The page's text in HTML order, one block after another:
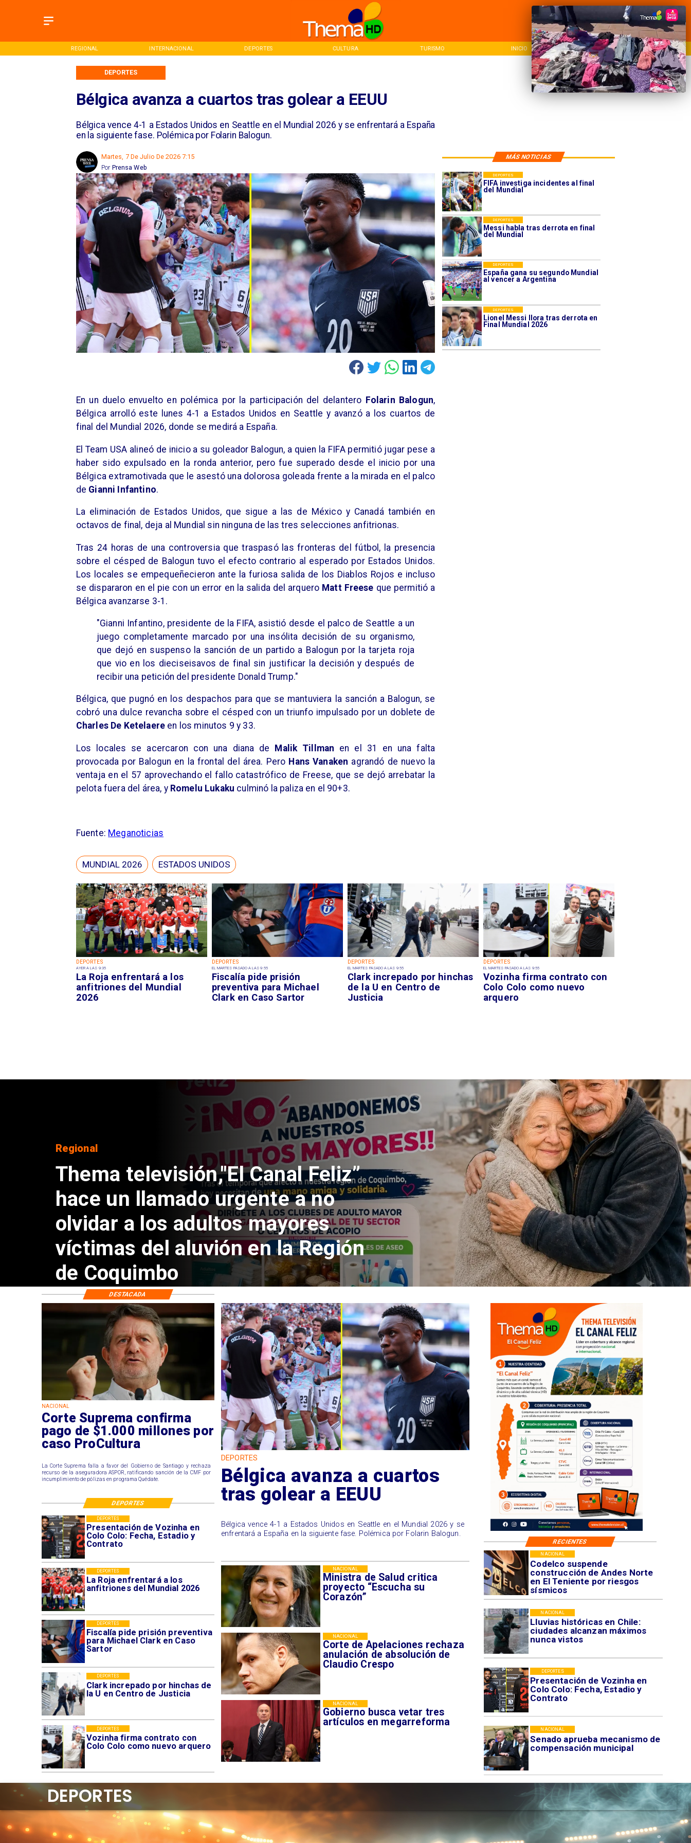
REGIONAL INTERNACIONAL DEPORTES CULTURA TURISMO INICIO NACIONAL
Bélgica avanza a cuartos tras golear a EEUU
Bélgica vence 4-1 a Estados Unidos en Seattle en el Mundial 2026 y se enfrentará a España
en la siguiente fase. Polémica por Folarin Balogun.
DEPORTES
MÁS NOTICIAS
Martes, 7 De Julio De 2026 7:15
Prensa Web
Por
DEPORTES
AYER A LAS 9:35
La Roja enfrentará a los
anfitriones del Mundial
2026
DEPORTES
EL MARTES PASADO A LAS 9:55
Fiscalía pide prisión
preventiva para Michael
Clark en Caso Sartor
DEPORTES
EL MARTES PASADO A LAS 9:55
Clark increpado por hinchas
de la U en Centro de
Justicia
DEPORTES
EL MARTES PASADO A LAS 9:55
Vozinha firma contrato con
Colo Colo como nuevo
arquero
FIFA investiga incidentes al final
del Mundial
DEPORTES
Messi habla tras derrota en final
del Mundial
DEPORTES
España gana su segundo Mundial
al vencer a Argentina
DEPORTES
Lionel Messi llora tras derrota en
Final Mundial 2026
DEPORTES
En un duelo envuelto en polémica por la participación del delantero Folarin Balogun,
Bélgica arrolló este lunes 4-1 a Estados Unidos en Seattle y avanzó a los cuartos de
final del Mundial 2026, donde se medirá a España.
El Team USA alineó de inicio a su goleador Balogun, a quien la FIFA permitió jugar pese a
haber sido expulsado en la ronda anterior, pero fue superado desde el inicio por una
Bélgica extramotivada que le asestó una dolorosa goleada frente a la mirada en el palco
de Gianni Infantino.
La eliminación de Estados Unidos, que sigue a las de México y Canadá también en
octavos de final, deja al Mundial sin ninguna de las tres selecciones anfitrionas.
Tras 24 horas de una controversia que traspasó las fronteras del fútbol, la presencia
sobre el césped de Balogun tuvo el efecto contrario al esperado por Estados Unidos.
Los locales se empequeñecieron ante la furiosa salida de los Diablos Rojos e incluso
se dispararon en el pie con un error en la salida del arquero Matt Freese que permitió a
Bélgica avanzarse 3-1.
"Gianni Infantino, presidente de la FIFA, asistió desde el palco de Seattle a un
juego completamente marcado por una insólita decisión de su organismo,
que dejó en suspenso la sanción de un partido a Balogun por la tarjeta roja
que vio en los dieciseisavos de final sin justificar la decisión y después de
recibir una petición del presidente Donald Trump."
Bélgica, que pugnó en los despachos para que se mantuviera la sanción a Balogun, se
cobró una dulce revancha sobre el césped con un triunfo impulsado por un doblete de
Charles De Ketelaere en los minutos 9 y 33.
Los locales se acercaron con una diana de Malik Tillman en el 31 en una falta
provocada por Balogun en la frontal del área. Pero Hans Vanaken agrandó de nuevo la
ventaja en el 57 aprovechando el fallo catastrófico de Freese, que se dejó arrebatar la
pelota fuera del área, y Romelu Lukaku culminó la paliza en el 90+3.
Fuente: Meganoticias
MUNDIAL 2026 ESTADOS UNIDOS
Nacional
Corte Suprema confirma pago
de $1.000 millones por caso
ProCultura
Codelco suspende
construcción de Andes Norte
en El Teniente por riesgos
sísmicos
NACIONAL
Lluvias históricas en Chile:
ciudades alcanzan máximos
nunca vistos
NACIONAL
Presentación de Vozinha en
Colo Colo: Fecha, Estadio y
Contrato
DEPORTES
Senado aprueba mecanismo de
compensación municipal
NACIONAL
Presentación de Vozinha en
Colo Colo: Fecha, Estadio y
Contrato
DEPORTES
La Roja enfrentará a los
anfitriones del Mundial 2026
DEPORTES
Fiscalía pide prisión preventiva
para Michael Clark en Caso
Sartor
DEPORTES
Clark increpado por hinchas de
la U en Centro de Justicia
DEPORTES
Vozinha firma contrato con
Colo Colo como nuevo arquero
DEPORTES
Ministra de Salud critica
proyecto “Escucha su
Corazón”
NACIONAL
Corte de Apelaciones rechaza
anulación de absolución de
Claudio Crespo
NACIONAL
Gobierno busca vetar tres
artículos en megarreforma
NACIONAL
NACIONAL
Corte Suprema confirma
pago de $1.000 millones por
caso ProCultura
La Corte Suprema falla a favor del Gobierno de Santiago y rechaza
recurso de la aseguradora ASPOR, ratificando sanción de la CMF por
incumplimiento de pólizas en programa Quédate.
DEPORTES
Bélgica avanza a cuartos
tras golear a EEUU
Bélgica vence 4-1 a Estados Unidos en Seattle en el Mundial 2026 y se
enfrentará a España en la siguiente fase. Polémica por Folarin Balogun.
RECIENTES
DESTACADA
DEPORTES
DEPORTES